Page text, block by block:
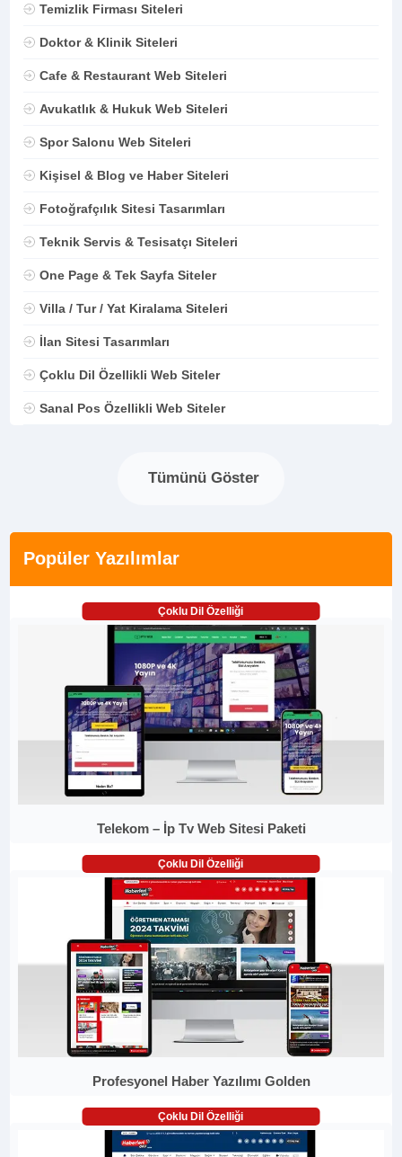
Temizlik Firması Siteleri
Doktor & Klinik Siteleri
Cafe & Restaurant Web Siteleri
Avukatlık & Hukuk Web Siteleri
Spor Salonu Web Siteleri
Kişisel & Blog ve Haber Siteleri
Fotoğrafçılık Sitesi Tasarımları
Teknik Servis & Tesisatçı Siteleri
One Page & Tek Sayfa Siteler
Villa / Tur / Yat Kiralama Siteleri
İlan Sitesi Tasarımları
Çoklu Dil Özellikli Web Siteler
Sanal Pos Özellikli Web Siteler
Tümünü Göster
Popüler Yazılımlar
Çoklu Dil Özelliği
Telekom – İp Tv Web Sitesi Paketi
Çoklu Dil Özelliği
Profesyonel Haber Yazılımı Golden
Çoklu Dil Özelliği